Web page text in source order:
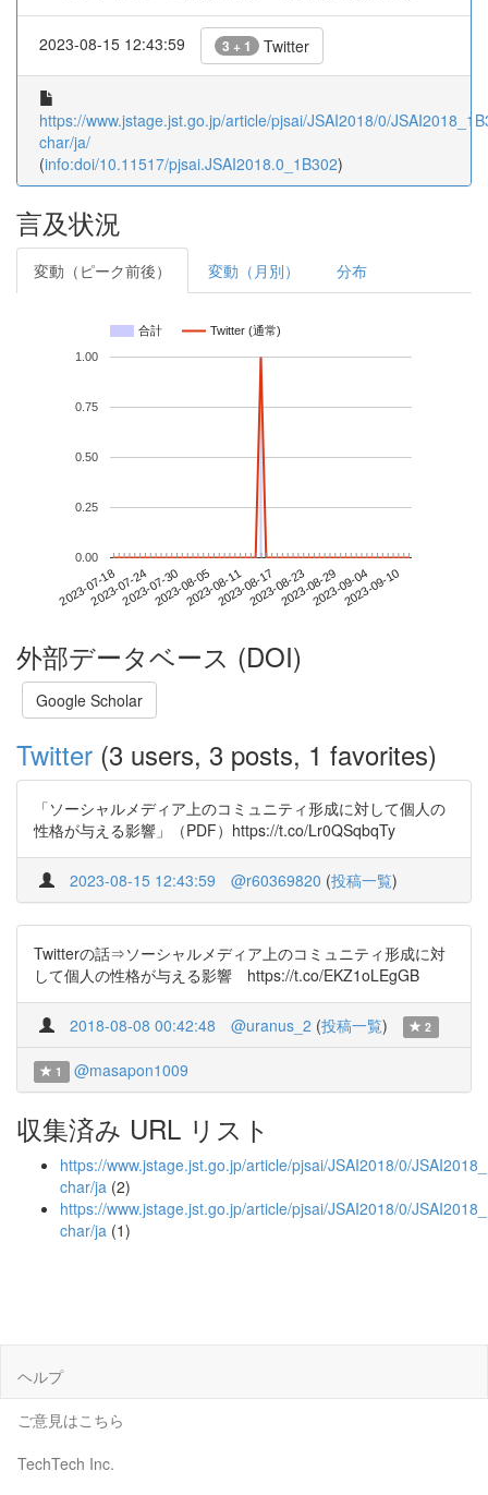
2023-08-15 12:43:59 3 + 1 Twitter
https://www.jstage.jst.go.jp/article/pjsai/JSAI2018/0/
char/ja/
(info:doi/10.11517/pjsai.JSAI2018.0_1B302)
言及状況
変動（ピーク前後） 変動（月別） 分布
合計 Twitter (通常)
2023-07-182023-07-242023-07-302023-08-052023-08-112023-08-172023-08-232023-08-292023-09-042023-09-10
0.00
0.25
0.50
0.75
1.00
外部データベース (DOI)
Google Scholar
Twitter (3 users, 3 posts, 1 favorites)
「ソーシャルメディア上のコミュニティ形成に対して個人の
性格が与える影響」（PDF）https://t.co/Lr0QSqbqTy
2023-08-15 12:43:59 @r60369820 (投稿一覧)
Twitterの話⇒ソーシャルメディア上のコミュニティ形成に対
して個人の性格が与える影響 https://t.co/EKZ1oLEgGB
2018-08-08 00:42:48 @uranus_2 (投稿一覧) 2
1 @masapon1009
収集済み URL リスト
https://www.jstage.jst.go.jp/article/pjsai/JSAI2018/0/
char/ja (2)
https://www.jstage.jst.go.jp/article/pjsai/JSAI2018/0/
char/ja (1)
ヘルプ
ご意見はこちら
TechTech Inc.